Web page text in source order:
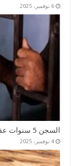
6 نوفمبر، 2025
السجن 5 سنوات عقوبة استيراد أجهزة البث دون ترخيص
4 نوفمبر، 2025